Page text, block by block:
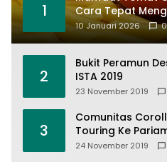
1
Cara Tepat
10 Januari 2026 0
2
Bukit Peramun
ISTA 2019
23 November 2019
3
Comunitas
Touring Ke
24 November 2019